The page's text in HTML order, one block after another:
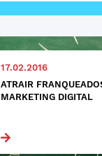
17.02.2016
ATRAIR
MARKETING DIGITAL